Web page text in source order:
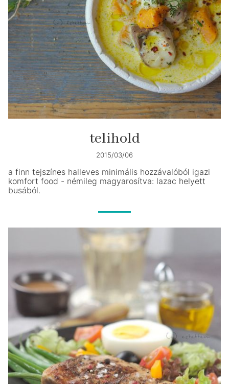
telihold
2015/03/06
a finn tejszínes halleves minimális hozzávalóból igazi
komfort food - némileg magyarosítva: lazac helyett
busából.